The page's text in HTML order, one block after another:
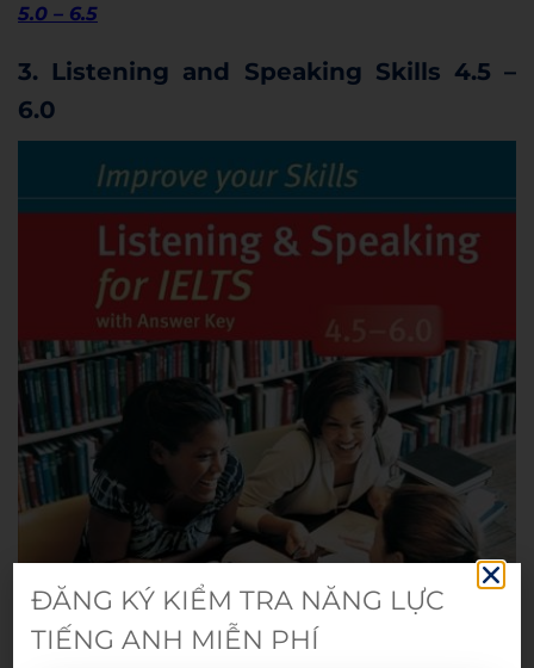
5.0 – 6.5
3. Listening and Speaking Skills 4.5 –
6.0
ĐĂNG KÝ KIỂM TRA NĂNG LỰC
TIẾNG ANH MIỄN PHÍ